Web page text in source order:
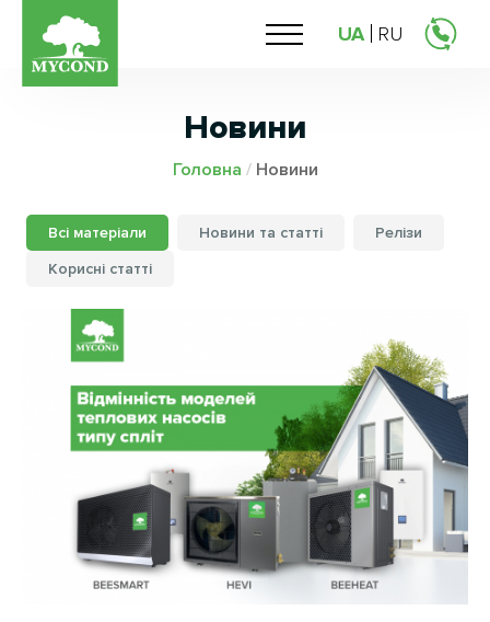
UA RU
Новини
Головна / Новини
Всі матеріали Новини та статті
Релізи
Корисні статті